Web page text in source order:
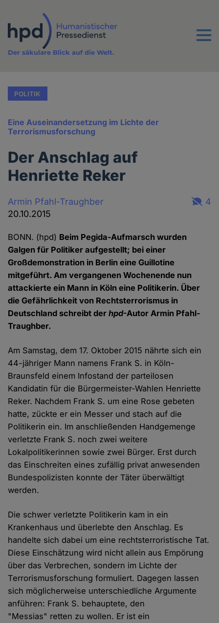
Inhalt
Menu
Der säkulare Blick auf die Welt.
POLITIK
Eine Auseinandersetzung im Lichte der
Terrorismusforschung
Der Anschlag auf
Henriette Reker
Armin Pfahl-Traughber
20.10.2015
4
BONN. (hpd) Beim Pegida-Aufmarsch wurden
Galgen für Politiker aufgestellt; bei einer
Großdemonstration in Berlin eine Guillotine
mitgeführt. Am vergangenen Wochenende nun
attackierte ein Mann in Köln eine Politikerin. Über
die Gefährlichkeit von Rechtsterrorismus in
Deutschland schreibt derhpd-Autor Armin Pfahl-
Traughber.
Am Samstag, dem 17. Oktober 2015 nährte sich ein
44-jähriger Mann namens Frank S. in Köln-
Braunsfeld einem Infostand der parteilosen
Kandidatin für die Bürgermeister-Wahlen Henriette
Reker. Nachdem Frank S. um eine Rose gebeten
hatte, zückte er ein Messer und stach auf die
Politikerin ein. Im anschließenden Handgemenge
verletzte Frank S. noch zwei weitere
Lokalpolitikerinnen sowie zwei Bürger. Erst durch
das Einschreiten eines zufällig privat anwesenden
Bundespolizisten konnte der Täter überwältigt
werden.
Die schwer verletzte Politikerin kam in ein
Krankenhaus und überlebte den Anschlag. Es
handelte sich dabei um eine rechtsterroristische Tat.
Diese Einschätzung wird nicht allein aus Empörung
über das Verbrechen, sondern im Lichte der
Terrorismusforschung formuliert. Dagegen lassen
sich möglicherweise unterschiedliche Argumente
anführen: Frank S. behauptete, den
"Messias" retten zu wollen. Er ist ein